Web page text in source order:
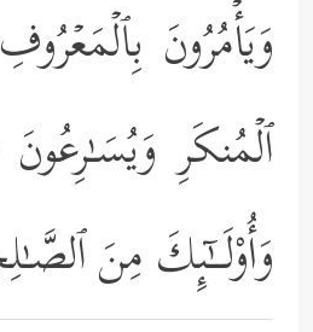
وَیَأۡمُرُونَ
ٱلۡمُنكَرِ
وَأُوْلَــٰۤىِٕكَ مِنَ